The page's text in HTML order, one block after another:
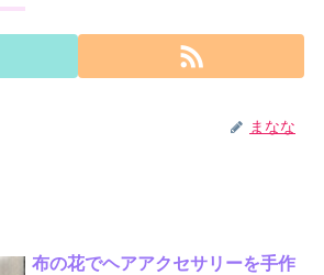
まなな
布の花でヘアアクセサリーを手作